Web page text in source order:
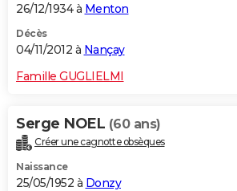
26/12/1934 à Menton
Décès
04/11/2012 à Nançay
Famille GUGLIELMI
Serge NOEL (60 ans)
Créer une cagnotte obsèques
Naissance
25/05/1952 à Donzy